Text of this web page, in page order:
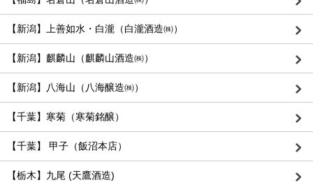
【新潟】上善如水・白瀧（白瀧酒造㈱）
【新潟】麒麟山（麒麟山酒造㈱）
【新潟】八海山（八海醸造㈱）
【千葉】寒菊（寒菊銘醸）
【千葉】 甲子（飯沼本店）
【栃木】九尾 (天鷹酒造)